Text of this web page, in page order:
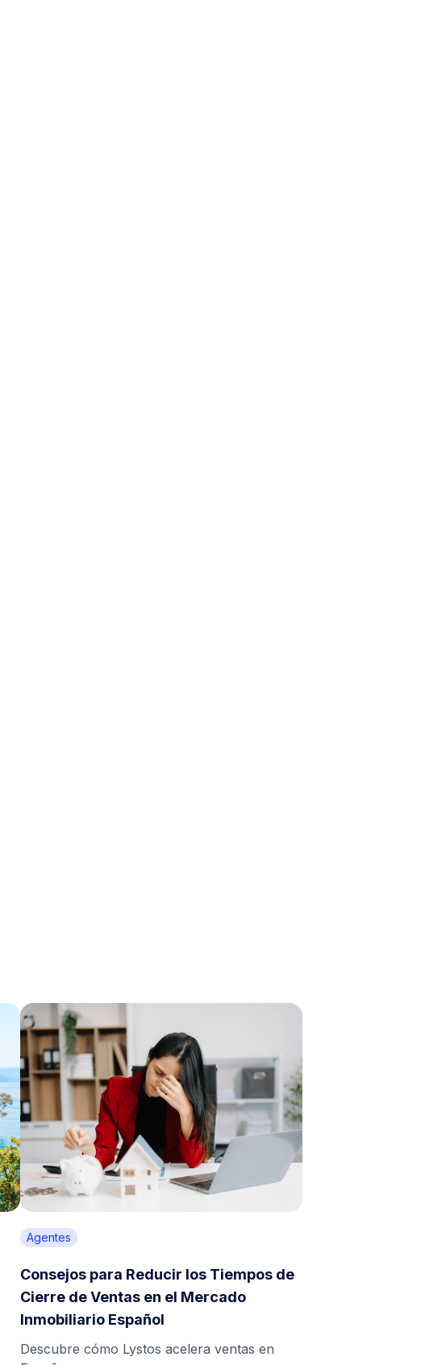
Agentes
Consejos para Reducir los Tiempos de
Cierre de Ventas en el Mercado
Inmobiliario Español
Descubre cómo Lystos acelera ventas en